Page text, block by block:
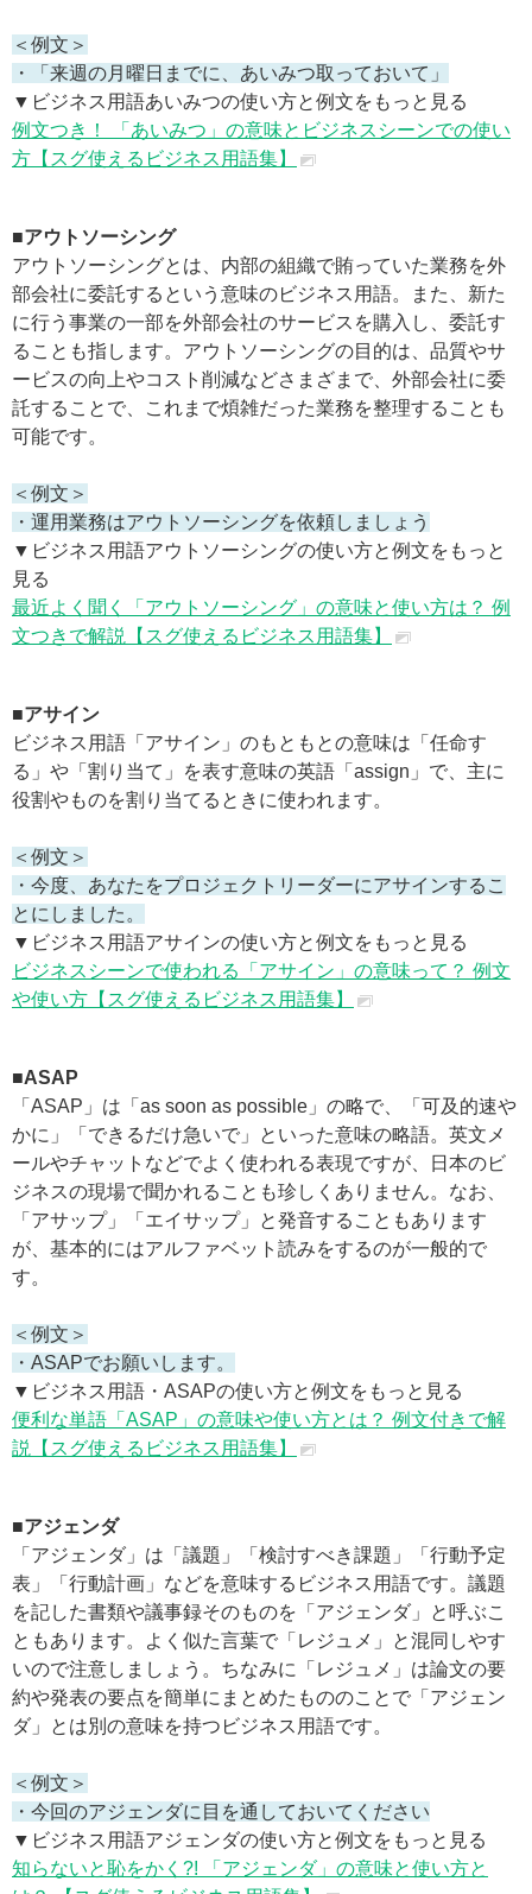
＜例文＞
・「来週の月曜日までに、あいみつ取っておいて」
▼ビジネス用語あいみつの使い方と例文をもっと見る
例文つき！ 「あいみつ」の意味とビジネスシーンでの使い
方【スグ使えるビジネス用語集】
■アウトソーシング
アウトソーシングとは、内部の組織で賄っていた業務を外
部会社に委託するという意味のビジネス用語。また、新た
に行う事業の一部を外部会社のサービスを購入し、委託す
ることも指します。アウトソーシングの目的は、品質やサ
ービスの向上やコスト削減などさまざまで、外部会社に委
託することで、これまで煩雑だった業務を整理することも
可能です。
＜例文＞
・運用業務はアウトソーシングを依頼しましょう
▼ビジネス用語アウトソーシングの使い方と例文をもっと
見る
最近よく聞く「アウトソーシング」の意味と使い方は？ 例
文つきで解説【スグ使えるビジネス用語集】
■アサイン
ビジネス用語「アサイン」のもともとの意味は「任命す
る」や「割り当て」を表す意味の英語「assign」で、主に
役割やものを割り当てるときに使われます。
＜例文＞
・今度、あなたをプロジェクトリーダーにアサインするこ
とにしました。
▼ビジネス用語アサインの使い方と例文をもっと見る
ビジネスシーンで使われる「アサイン」の意味って？ 例文
や使い方【スグ使えるビジネス用語集】
■ASAP
「ASAP」は「as soon as possible」の略で、「可及的速や
かに」「できるだけ急いで」といった意味の略語。英文メ
ールやチャットなどでよく使われる表現ですが、日本のビ
ジネスの現場で聞かれることも珍しくありません。なお、
「アサップ」「エイサップ」と発音することもあります
が、基本的にはアルファベット読みをするのが一般的で
す。
＜例文＞
・ASAPでお願いします。
▼ビジネス用語・ASAPの使い方と例文をもっと見る
便利な単語「ASAP」の意味や使い方とは？ 例文付きで解
説【スグ使えるビジネス用語集】
■アジェンダ
「アジェンダ」は「議題」「検討すべき課題」「行動予定
表」「行動計画」などを意味するビジネス用語です。議題
を記した書類や議事録そのものを「アジェンダ」と呼ぶこ
ともあります。よく似た言葉で「レジュメ」と混同しやす
いので注意しましょう。ちなみに「レジュメ」は論文の要
約や発表の要点を簡単にまとめたもののことで「アジェン
ダ」とは別の意味を持つビジネス用語です。
＜例文＞
・今回のアジェンダに目を通しておいてください
▼ビジネス用語アジェンダの使い方と例文をもっと見る
知らないと恥をかく?! 「アジェンダ」の意味と使い方と